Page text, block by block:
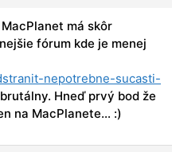
má skôr
fórum kde je menej
nepotrebne-sucasti-
Hneď prvý bod že
na MacPlanete… :)